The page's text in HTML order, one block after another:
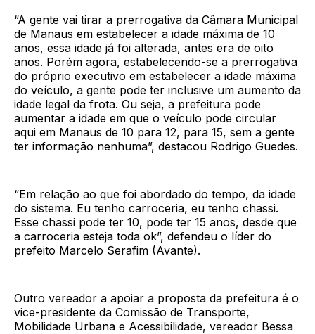
“A gente vai tirar a prerrogativa da Câmara Municipal
de Manaus em estabelecer a idade máxima de 10
anos, essa idade já foi alterada, antes era de oito
anos. Porém agora, estabelecendo-se a prerrogativa
do próprio executivo em estabelecer a idade máxima
do veículo, a gente pode ter inclusive um aumento da
idade legal da frota. Ou seja, a prefeitura pode
aumentar a idade em que o veículo pode circular
aqui em Manaus de 10 para 12, para 15, sem a gente
ter informação nenhuma”, destacou Rodrigo Guedes.
“Em relação ao que foi abordado do tempo, da idade
do sistema. Eu tenho carroceria, eu tenho chassi.
Esse chassi pode ter 10, pode ter 15 anos, desde que
a carroceria esteja toda ok”, defendeu o líder do
prefeito Marcelo Serafim (Avante).
Outro vereador a apoiar a proposta da prefeitura é o
vice-presidente da Comissão de Transporte,
Mobilidade Urbana e Acessibilidade, vereador Bessa